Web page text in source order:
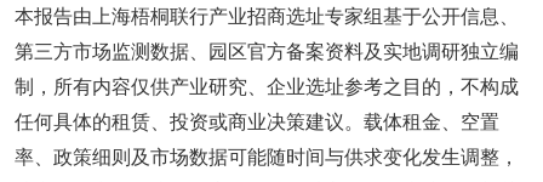
本报告由上海梧桐联行产业招商选址专家组基于公开信息、
第三方市场监测数据、园区官方备案资料及实地调研独立编
制，所有内容仅供产业研究、企业选址参考之目的，不构成
任何具体的租赁、投资或商业决策建议。载体租金、空置
率、政策细则及市场数据可能随时间与供求变化发生调整，